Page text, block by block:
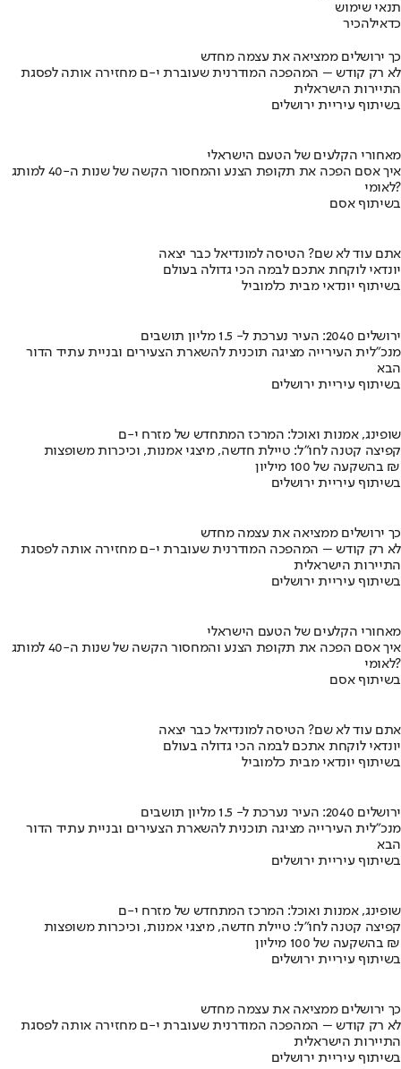
תנאי שימוש
כדאילהכיר
כך ירושלים ממציאה את עצמה מחדש
לא רק קודש – המהפכה המודרנית שעוברת י-ם מחזירה אותה לפסגת
התיירות הישראלית
בשיתוף עיריית ירושלים
מאחורי הקלעים של הטעם הישראלי
איך אסם הפכה את תקופת הצנע והמחסור הקשה של שנות ה-40 למותג
לאומי?
בשיתוף אסם
אתם עוד לא שם? הטיסה למונדיאל כבר יצאה
יונדאי לוקחת אתכם לבמה הכי גדולה בעולם
בשיתוף יונדאי מבית כלמוביל
ירושלים 2040: העיר נערכת ל- 1.5 מליון תושבים
מנכ"לית העירייה מציגה תוכנית להשארת הצעירים ובניית עתיד הדור
הבא
בשיתוף עיריית ירושלים
שופינג, אמנות ואוכל: המרכז המתחדש של מזרח י-ם
קפיצה קטנה לחו"ל: טיילת חדשה, מיצגי אמנות, וכיכרות משופצות
בהשקעה של 100 מיליון ₪
בשיתוף עיריית ירושלים
כך ירושלים ממציאה את עצמה מחדש
לא רק קודש – המהפכה המודרנית שעוברת י-ם מחזירה אותה לפסגת
התיירות הישראלית
בשיתוף עיריית ירושלים
מאחורי הקלעים של הטעם הישראלי
איך אסם הפכה את תקופת הצנע והמחסור הקשה של שנות ה-40 למותג
לאומי?
בשיתוף אסם
אתם עוד לא שם? הטיסה למונדיאל כבר יצאה
יונדאי לוקחת אתכם לבמה הכי גדולה בעולם
בשיתוף יונדאי מבית כלמוביל
ירושלים 2040: העיר נערכת ל- 1.5 מליון תושבים
מנכ"לית העירייה מציגה תוכנית להשארת הצעירים ובניית עתיד הדור
הבא
בשיתוף עיריית ירושלים
שופינג, אמנות ואוכל: המרכז המתחדש של מזרח י-ם
קפיצה קטנה לחו"ל: טיילת חדשה, מיצגי אמנות, וכיכרות משופצות
בהשקעה של 100 מיליון ₪
בשיתוף עיריית ירושלים
כך ירושלים ממציאה את עצמה מחדש
לא רק קודש – המהפכה המודרנית שעוברת י-ם מחזירה אותה לפסגת
התיירות הישראלית
בשיתוף עיריית ירושלים